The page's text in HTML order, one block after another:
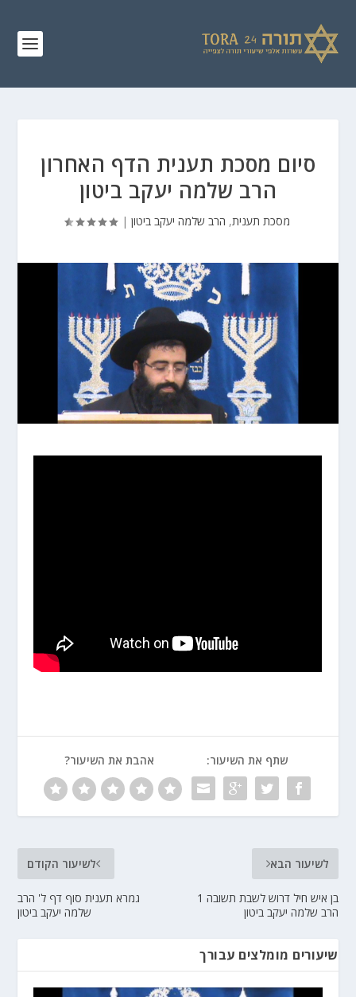
סיום מסכת תענית הדף האחרון
הרב שלמה יעקב ביטון
מסכת תענית, הרב שלמה יעקב ביטון |
שתף את השיעור: אהבת את השיעור?
לשיעור הקודם
גמרא תענית סוף דף ל' הרב
שלמה יעקב ביטון
לשיעור הבא
בן איש חיל דרוש לשבת תשובה 1
הרב שלמה יעקב ביטון
שיעורים מומלצים עבורך